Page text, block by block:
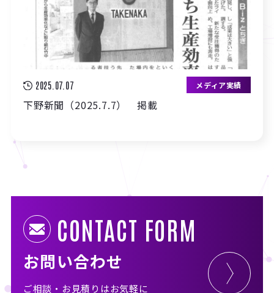
2025.07.07 メディア実績
下野新聞（2025.7.7） 掲載
CONTACT FORM
お問い合わせ
ご相談・お見積りはお気軽に